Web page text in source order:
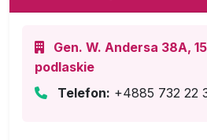
Gen. W. Andersa 38A,
podlaskie
Telefon: +4885 732 22